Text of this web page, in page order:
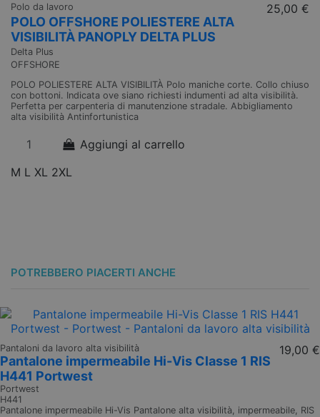
Polo da lavoro
POLO OFFSHORE POLIESTERE ALTA
VISIBILITÀ PANOPLY DELTA PLUS
Delta Plus
OFFSHORE
25,00 €
POLO POLIESTERE ALTA VISIBILITÀ Polo maniche corte. Collo chiuso
con bottoni. Indicata ove siano richiesti indumenti ad alta visibilità.
Perfetta per carpenteria di manutenzione stradale. Abbigliamento
alta visibilità Antinfortunistica
Aggiungi al carrello
M L XL 2XL
POTREBBERO PIACERTI ANCHE
Pantaloni da lavoro alta visibilità
Pantalone impermeabile Hi-Vis Classe 1 RIS
H441 Portwest
Portwest
H441
19,00 €
Pantalone impermeabile Hi-Vis Pantalone alta visibilità, impermeabile, RIS